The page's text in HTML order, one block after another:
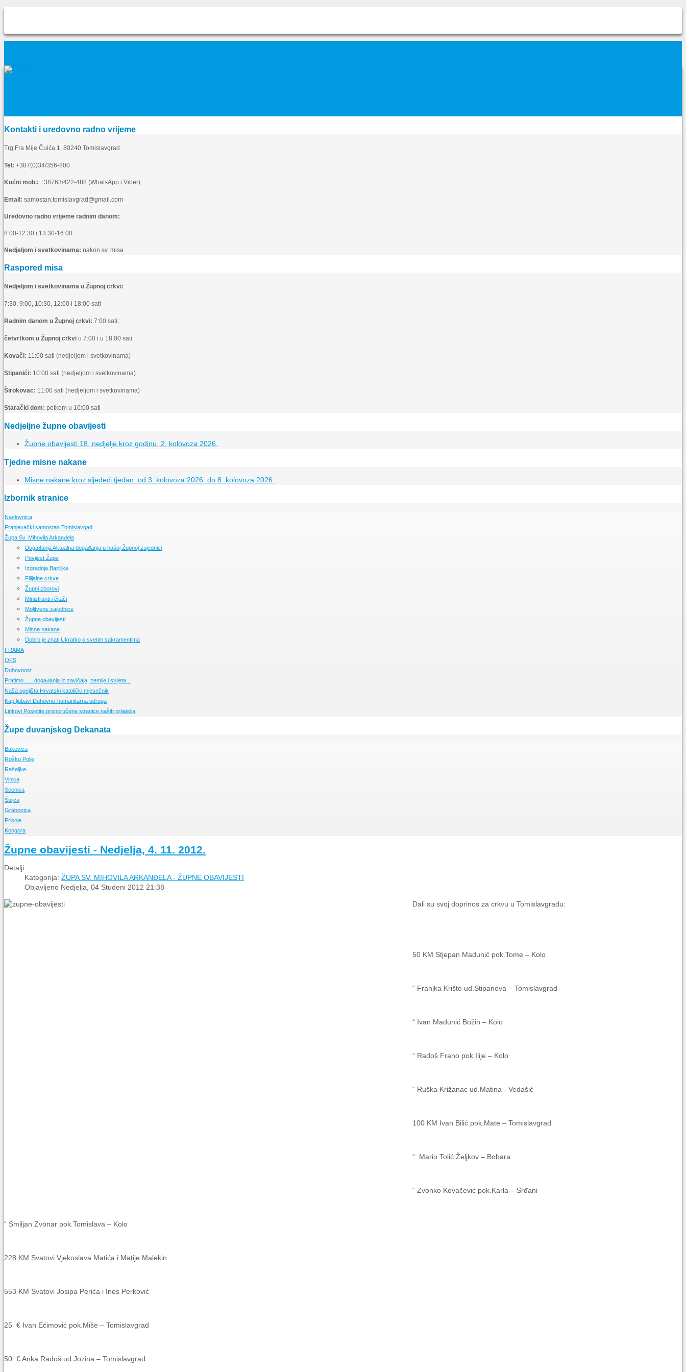
Kontakti i uredovno radno vrijeme
Trg Fra Mije Čuića 1, 80240 Tomislavgrad
Tel: +387(0)34/356-800
Kućni mob.: +38763/422-488 (WhatsApp i Viber)
Email: samostan.tomislavgrad@gmail.com
Uredovno radno vrijeme radnim danom:
8:00-12:30 i 13:30-16:00.
Nedjeljom i svetkovinama: nakon sv. misa
Raspored misa
Nedjeljom i svetkovinama u Župnoj crkvi:
7:30, 9:00, 10:30, 12:00 i 18:00 sati
Radnim danom u Župnoj crkvi: 7:00 sati;
četvrtkom u Župnoj crkvi u 7:00 i u 18:00 sati
Kovači: 11:00 sati (nedjeljom i svetkovinama)
Stipanići: 10:00 sati (nedjeljom i svetkovinama)
Širokovac: 11:00 sati (nedjeljom i svetkovinama)
Starački dom: petkom u 10:00 sati
Nedjeljne župne obavijesti
Župne obavijesti 18. nedjelje kroz godinu, 2. kolovoza 2026.
Tjedne misne nakane
Misne nakane kroz sljedeći tjedan: od 3. kolovoza 2026. do 8. kolovoza 2026.
Izbornik stranice
Naslovnica
Franjevački samostan Tomislavgad
Kršćanstvo na duvanjskom području
Izgradnja samostana u Tomislavgradu
Samostanska knjižnica
Samostanski arhiv
Samostanski muzej
Župa Sv. Mihovila Arkanđela
DogađanjaAktualna događanja u našoj Župnoj zajednici
Povijest Župe
Izgradnja Bazilike
Filijalne crkve
Župni zborovi
Ministranti i čitači
Molitvene zajednice
Župne obavijesti
Misne nakane
Dobro je znati Ukratko o svetim sakramentima
FRAMA
FRAMA s Vama
Što je FRAMA Ukratko o bratstvu franjevačke mladeži
Prvi koraci duvanjske FRAME
15 obljetnica FRAME TG
Glasnici sv. FranjeNešto o "maloj FRAMI"
La VernaGlasilo framaša iz Tomislavgrada
OFS
Događanja
Što je OFSUkratko o redu
Duhovnost
Osnovne molitve
Nedjeljne propovijedi
Meditacije
Pratimo...
...događanja iz zavičaja, zemlje i svijeta...
Naša ognjišta Hrvatski katolički mjesečnik
Kap ljubavi Duhovno-humanitarna udruga
Linkovi Posjetite preporučene stranice naših prijatelja
Župe duvanjskog Dekanata
Bukovica
O Župi
Događanja
Roško Polje
O Župi
Rašeljke
Vinica
Seonica
Događanja
Šujica
O Župi
Grabovica
Događanja
Prisoje
O Župi
Kongora
Događanja
Župne obavijesti - Nedjelja, 4. 11. 2012.
Detalji
Kategorija: ŽUPA SV. MIHOVILA ARKANĐELA - ŽUPNE OBAVIJESTI
Objavljeno Nedjelja, 04 Studeni 2012 21:38
Dali su svoj doprinos za crkvu u Tomislavgradu:
50 KM Stjepan Madunić pok.Tome – Kolo
“ Franjka Krišto ud.Stipanova – Tomislavgrad
“ Ivan Madunić Božin – Kolo
“ Radoš Frano pok.Ilije – Kolo
“ Ruška Križanac ud.Matina - Vedašić
100 KM Ivan Bilić pok.Mate – Tomislavgrad
“ Mario Tolić Željkov – Bobara
“ Zvonko Kovačević pok.Karla – Srđani
“ Smiljan Zvonar pok.Tomislava – Kolo
228 KM Svatovi Vjekoslava Matića i Matije Malekin
553 KM Svatovi Josipa Perića i Ines Perković
25 € Ivan Ećimović pok.Miše – Tomislavgrad
50 €Anka Radoš ud.Jozina – Tomislavgrad